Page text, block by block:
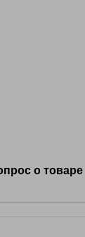
о товаре